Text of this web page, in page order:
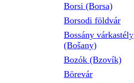
Borsi (Borsa)
Borsodi földvár
Bossány várkastély
(Bošany)
Bozók (Bzovík)
Börevár